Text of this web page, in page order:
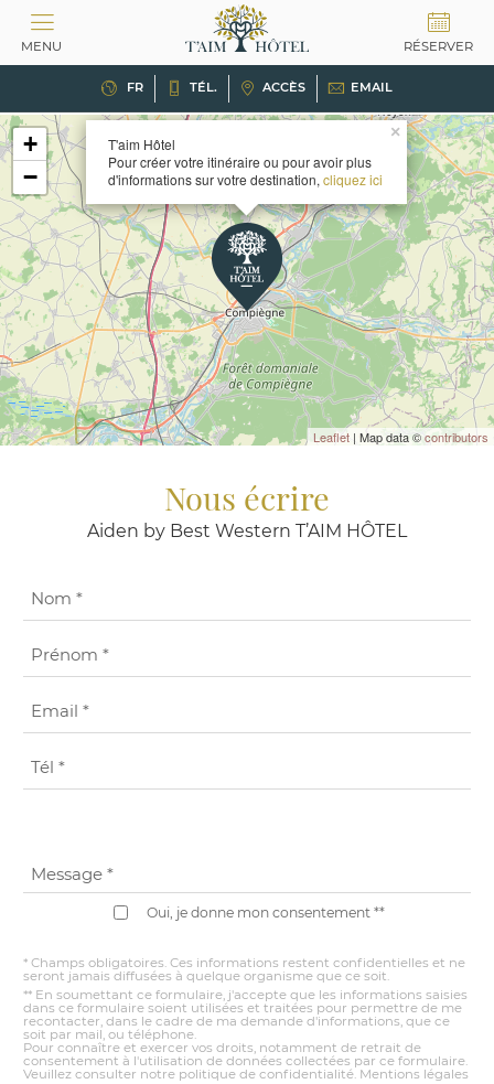
MENU RÉSERVER
FR TÉL. ACCÈS EMAIL
T'aim Hôtel
Pour créer votre itinéraire ou pour avoir plus
d'informations sur votre destination, cliquez ici
×
+
−
Leaflet | Map data ©contributors
Nous écrire
Aiden by Best Western T’AIM HÔTEL
Nom *
Prénom *
Email *
Tél *
Message *
Oui, je donne mon consentement **
* Champs obligatoires. Ces informations restent confidentielles et ne
seront jamais diffusées à quelque organisme que ce soit.
** En soumettant ce formulaire, j'accepte que les informations saisies
dans ce formulaire soient utilisées et traitées pour permettre de me
recontacter, dans le cadre de ma demande d'informations, que ce
soit par mail, ou téléphone.
Pour connaître et exercer vos droits, notamment de retrait de
consentement à l'utilisation de données collectées par ce formulaire.
Veuillez consulter notre politique de confidentialité. Mentions légales
Panneau de gestion des cookies